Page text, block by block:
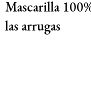
Mascarilla
las arrugas